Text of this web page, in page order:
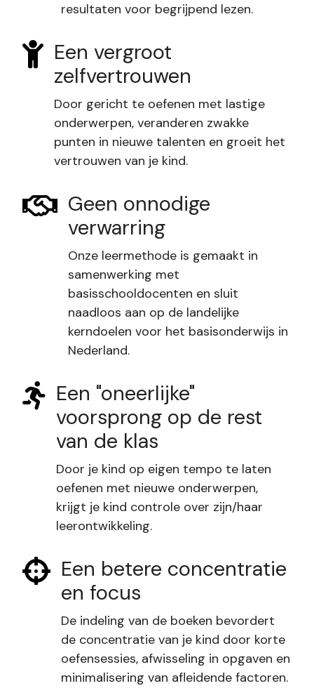
resultaten voor begrijpend lezen.
Een vergroot
zelfvertrouwen
Door gericht te oefenen met lastige
onderwerpen, veranderen zwakke
punten in nieuwe talenten en groeit het
vertrouwen van je kind.
Geen onnodige
verwarring
Onze leermethode is gemaakt in
samenwerking met
basisschooldocenten en sluit
naadloos aan op de landelijke
kerndoelen voor het basisonderwijs in
Nederland.
Een "oneerlijke"
voorsprong op de rest
van de klas
Door je kind op eigen tempo te laten
oefenen met nieuwe onderwerpen,
krijgt je kind controle over zijn/haar
leerontwikkeling.
Een betere concentratie
en focus
De indeling van de boeken bevordert
de concentratie van je kind door korte
oefensessies, afwisseling in opgaven en
minimalisering van afleidende factoren.